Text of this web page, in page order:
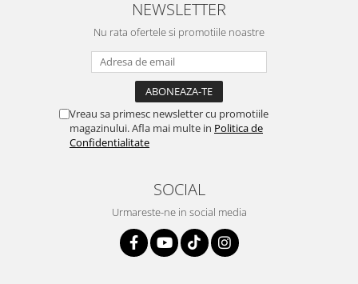
NEWSLETTER
Nu rata ofertele si promotiile noastre
Vreau sa primesc newsletter cu promotiile
magazinului. Afla mai multe in Politica de
Confidentialitate
SOCIAL
Urmareste-ne in social media